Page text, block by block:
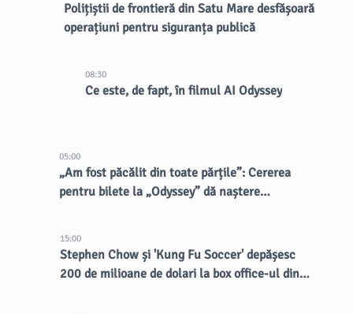
Polițiștii de frontieră din Satu Mare desfășoară
operațiuni pentru siguranța publică
08:30
Ce este, de fapt, în filmul AI Odyssey
05:00
„Am fost păcălit din toate părțile”: Cererea
pentru bilete la „Odyssey” dă naștere
15:00
Stephen Chow și 'Kung Fu Soccer' depășesc
200 de milioane de dolari la box office-ul din